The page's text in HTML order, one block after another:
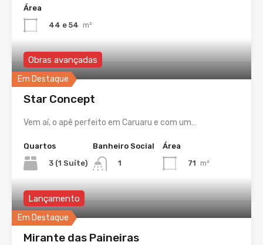
Área
44 e 54 m²
Em Destaque
Obras avançadas
Star Concept
Vem aí, o apê perfeito em Caruaru e com um…
Quartos
3 (1 Suíte)
Banheiro Social
1
Área
71 m²
Em Destaque
Lançamento
Mirante das Paineiras